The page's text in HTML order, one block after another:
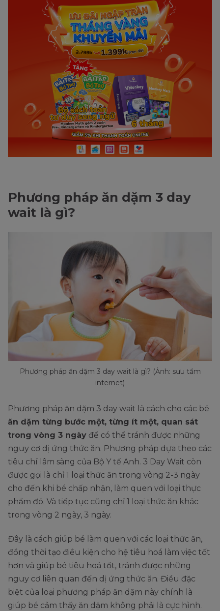
Phương pháp ăn dặm 3 day
wait là gì?
Phương pháp ăn dặm 3 day wait là gì? (Ảnh: sưu tầm
internet)
Phương pháp ăn dặm 3 day wait là cách cho các bé
ăn dặm từng bước một, từng ít một, quan sát
trong vòng 3 ngày để có thể tránh được những
nguy cơ dị ứng thức ăn. Phương pháp dựa theo các
tiêu chí lâm sàng của Bộ Y tế Anh. 3 Day Wait còn
được gọi là chỉ 1 loại thức ăn trong vòng 2-3 ngày
cho đến khi bé chấp nhận, làm quen với loại thực
phẩm đó. Và tiếp tục cũng chỉ 1 loại thức ăn khác
trong vòng 2 ngày, 3 ngày.
Đây là cách giúp bé làm quen với các loại thức ăn,
đồng thời tạo điều kiện cho hệ tiêu hoá làm việc tốt
hơn và giúp bé tiêu hoá tốt, tránh được những
nguy cơ liên quan đến dị ứng thức ăn. Điều đặc
biệt của loại phương pháp ăn dặm này chính là
giúp bé cảm thấy ăn dặm không phải là cực hình.